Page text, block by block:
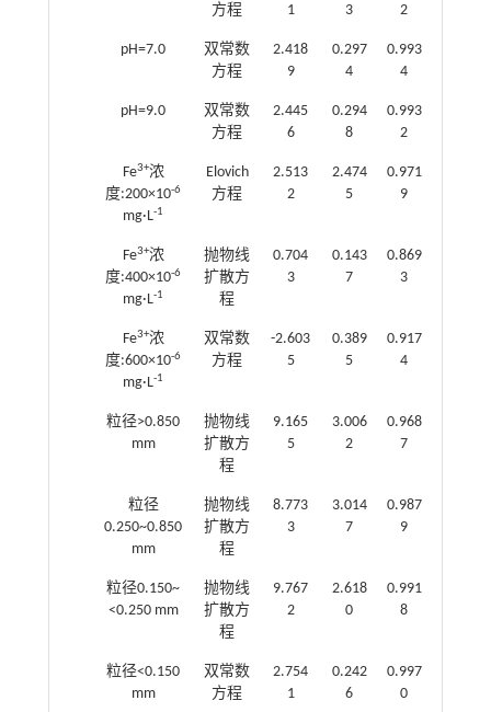
方程
1
3
2
pH=7.0
双常数
方程
2.418
9
0.297
4
0.993
4
pH=9.0
双常数
方程
2.445
6
0.294
8
0.993
2
Fe3+浓
度:200×10-6
mg·L-1
Elovich
方程
2.513
2
2.474
5
0.971
9
Fe3+浓
度:400×10-6
mg·L-1
抛物线
扩散方
程
0.704
3
0.143
7
0.869
3
Fe3+浓
度:600×10-6
mg·L-1
双常数
方程
-2.603
5
0.389
5
0.917
4
粒径>0.850
mm
抛物线
扩散方
程
9.165
5
3.006
2
0.968
7
粒径
0.250~0.850
mm
抛物线
扩散方
程
8.773
3
3.014
7
0.987
9
粒径0.150~
<0.250 mm
抛物线
扩散方
程
9.767
2
2.618
0
0.991
8
粒径<0.150
mm
双常数
方程
2.754
1
0.242
6
0.997
0